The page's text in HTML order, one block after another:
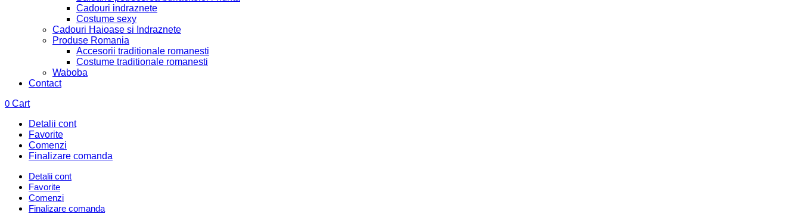
Cadouri indraznete
Costume sexy
Cadouri Haioase si Indraznete
Produse Romania
Accesorii traditionale romanesti
Costume traditionale romanesti
Waboba
Contact
0 Cart
Detalii cont
Favorite
Comenzi
Finalizare comanda
Detalii cont
Favorite
Comenzi
Finalizare comanda